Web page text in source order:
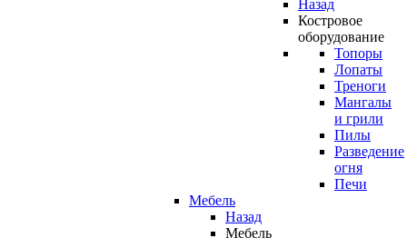
Назад
Костровое
оборудование
Топоры
Лопаты
Треноги
Мангалы
и грили
Пилы
Разведение
огня
Печи
Мебель
Назад
Мебель